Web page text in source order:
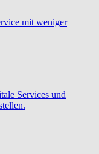
mit weniger
Services und